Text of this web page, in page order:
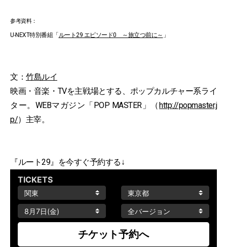
参考資料：
U-NEXT特別番組「 ルート29 エピソード0 ～旅立つ前に～ 」
文： 竹島ルイ
映画・音楽・TVを主戦場とする、ポップカルチャー系ライ
ター。WEBマガジン「POP MASTER」（http://popmaster.j
p/）主宰。
『ルート29』を今すぐ予約する↓